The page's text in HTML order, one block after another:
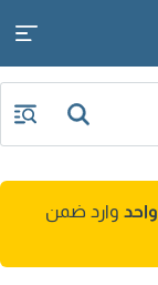
وارد ضمن